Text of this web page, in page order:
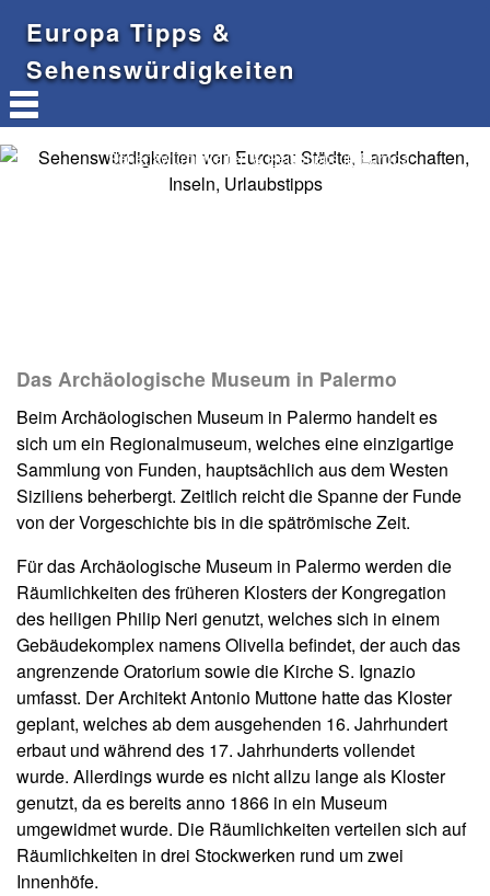
Europa Tipps &
Sehenswürdigkeiten
Sehenswürdigkeiten & Reisetipps in Europa
Das Archäologische Museum in Palermo
Beim Archäologischen Museum in Palermo handelt es
sich um ein Regionalmuseum, welches eine einzigartige
Sammlung von Funden, hauptsächlich aus dem Westen
Siziliens beherbergt. Zeitlich reicht die Spanne der Funde
von der Vorgeschichte bis in die spätrömische Zeit.
Für das Archäologische Museum in Palermo werden die
Räumlichkeiten des früheren Klosters der Kongregation
des heiligen Philip Neri genutzt, welches sich in einem
Gebäudekomplex namens Olivella befindet, der auch das
angrenzende Oratorium sowie die Kirche S. Ignazio
umfasst. Der Architekt Antonio Muttone hatte das Kloster
geplant, welches ab dem ausgehenden 16. Jahrhundert
erbaut und während des 17. Jahrhunderts vollendet
wurde. Allerdings wurde es nicht allzu lange als Kloster
genutzt, da es bereits anno 1866 in ein Museum
umgewidmet wurde. Die Räumlichkeiten verteilen sich auf
Räumlichkeiten in drei Stockwerken rund um zwei
Innenhöfe.